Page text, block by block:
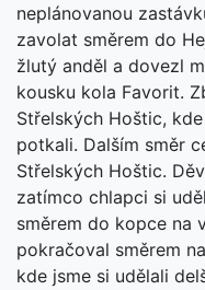
neplánovanou
zavolat směrem do
žlutý anděl a dovezl
kousku kola Favorit.
Střelských Hoštic,
potkali. Dalším směr
Střelských Hoštic.
zatímco chlapci si
směrem do kopce na
pokračoval směrem
kde jsme si udělali